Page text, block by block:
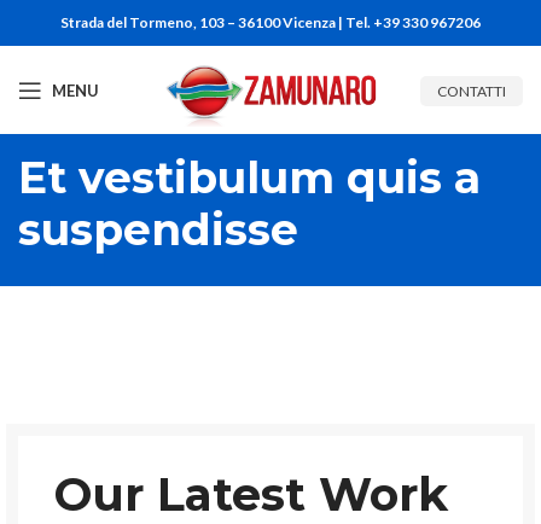
Strada del Tormeno, 103 – 36100 Vicenza | Tel. +39 330 967206
MENU CONTATTI
Et vestibulum quis a
suspendisse
Our Latest Work